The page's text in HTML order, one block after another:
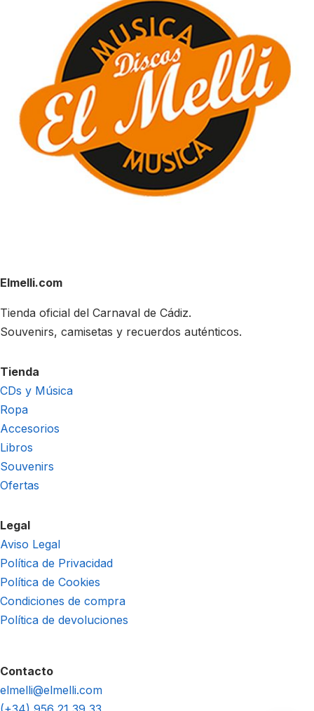
Elmelli.com
Tienda oficial del Carnaval de Cádiz.
Souvenirs, camisetas y recuerdos auténticos.
Tienda
CDs y Música
Ropa
Accesorios
Libros
Souvenirs
Ofertas
Legal
Aviso Legal
Política de Privacidad
Política de Cookies
Condiciones de compra
Política de devoluciones
Contacto
elmelli@elmelli.com